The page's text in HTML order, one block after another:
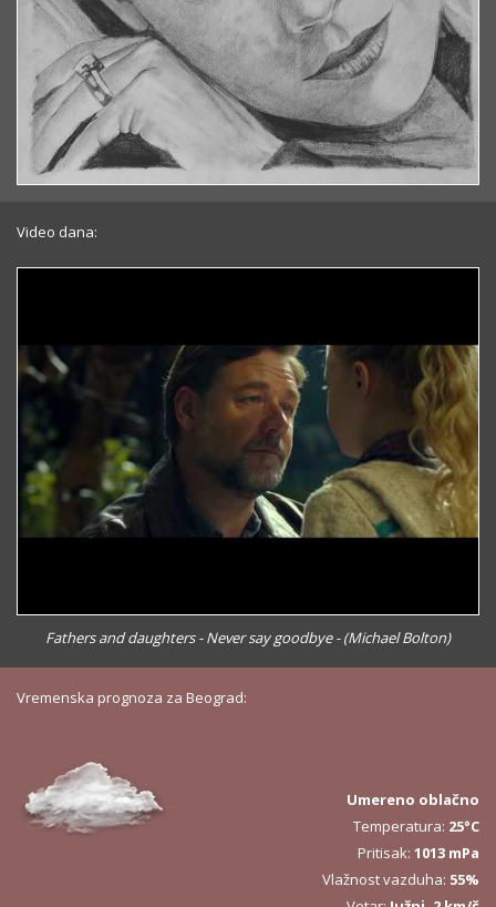
Video dana:
Fathers and daughters - Never say goodbye - (Michael Bolton)
Vremenska prognoza za Beograd:
Umereno oblačno
Temperatura: 25°C
Pritisak: 1013 mPa
Vlažnost vazduha: 55%